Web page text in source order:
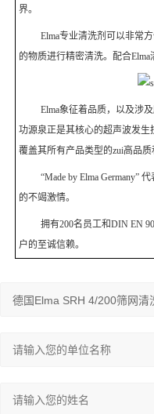
界。
Elma专业清洗剂可以非常
的物质进行精密清洗。配合Elma
Elma象征着品质，以及涉
功源泉正是其核心的超声波发
覆盖其所有产品类型的zui高品质
“Made by Elma Germany”代
的不竭激情。
拥有200名员工和DIN EN
户的至诚信赖。